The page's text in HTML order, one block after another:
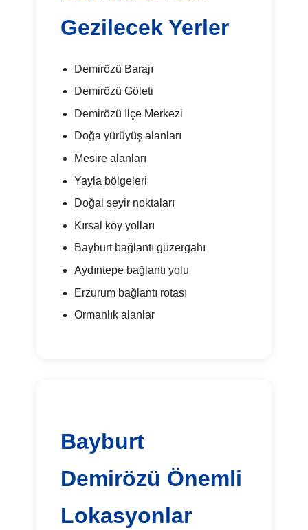
Gezilecek Yerler
Demirözü Barajı
Demirözü Göleti
Demirözü İlçe Merkezi
Doğa yürüyüş alanları
Mesire alanları
Yayla bölgeleri
Doğal seyir noktaları
Kırsal köy yolları
Bayburt bağlantı güzergahı
Aydıntepe bağlantı yolu
Erzurum bağlantı rotası
Ormanlık alanlar
Bayburt
Demirözü Önemli
Lokasyonlar